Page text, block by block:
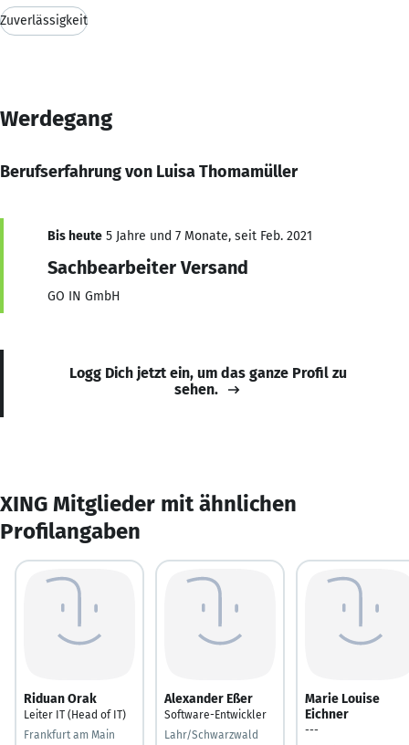
Zuverlässigkeit
Werdegang
Berufserfahrung von Luisa Thomamüller
Bis heute 5 Jahre und 7 Monate, seit Feb. 2021
Sachbearbeiter Versand
GO IN GmbH
Logg Dich jetzt ein, um das ganze Profil zu
sehen.
XING Mitglieder mit ähnlichen
Profilangaben
Riduan Orak
Leiter IT (Head of IT)
Frankfurt am Main
Alexander Eßer
Software-Entwickler
Lahr/Schwarzwald
Marie Louise
Eichner
---